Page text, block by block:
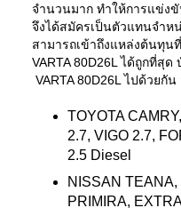
จำนวนมาก ทำให้การแข่ง
จึงได้สมัครเป็นตัวแทนจำห
สามารถเข้าถึงแหล่งต้นทุน
VARTA 80D26L ได้ถูกที่สุ
VARTA 80D26L ไปด้วยกั
TOYOTA
2.7, VIGO 2.7,
2.5 Diesel
NISSAN
PRIMIRA,